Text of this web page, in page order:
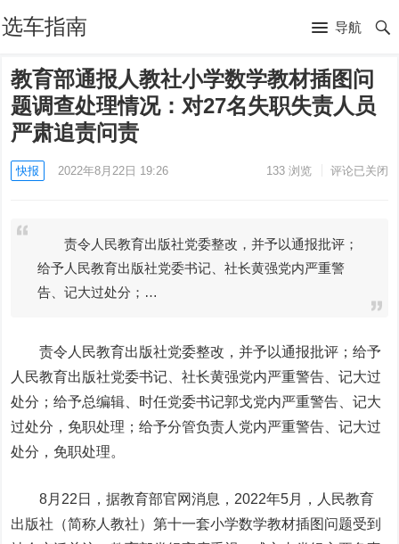
选车指南 导航
教育部通报人教社小学数学教材插图问
题调查处理情况：对27名失职失责人员
严肃追责问责
快报 2022年8月22日 19:26 133浏览 评论已关闭
责令人民教育出版社党委整改，并予以通报批评；
给予人民教育出版社党委书记、社长黄强党内严重警
告、记大过处分；…
责令人民教育出版社党委整改，并予以通报批评；给予
人民教育出版社党委书记、社长黄强党内严重警告、记大过
处分；给予总编辑、时任党委书记郭戈党内严重警告、记大
过处分，免职处理；给予分管负责人党内严重警告、记大过
处分，免职处理。
8月22日，据教育部官网消息，2022年5月，人民教育
出版社（简称人教社）第十一套小学数学教材插图问题受到